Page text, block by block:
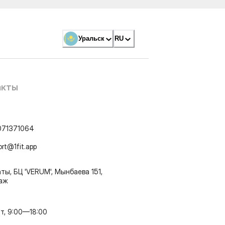
Уральск RU
БЦ 'VERUM', Мынбаева 151,
9:00—18:00